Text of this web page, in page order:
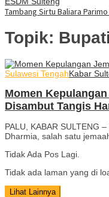
Tambang Sirtu Baliara
Topik:
Sulawesi TengahKabar
Momen
Disambut Tangis
PALU, KABAR SULTENG
Dharmia, salah satu
Tidak Ada Pos Lagi.
Tidak ada laman yang di
Lihat Lainnya